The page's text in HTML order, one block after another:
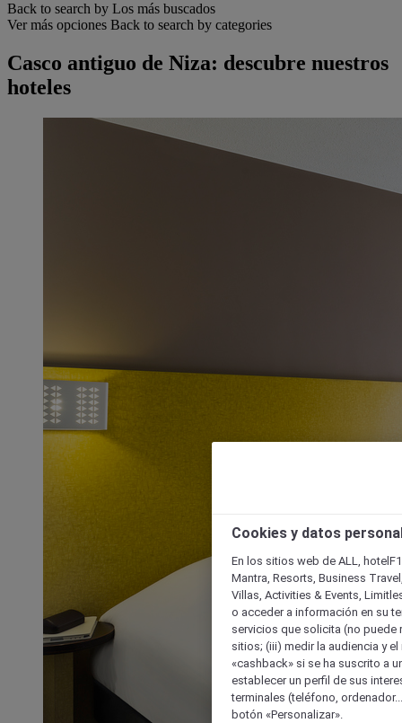
Back to search by Los más buscados
Ver más opciones Back to search by categories
Casco antiguo de Niza: descubre nuestros
hoteles
Cookies y datos
En los sitios web de ALL,
Mantra, Resorts, Business
Villas, Activities & Events,
o acceder a información en su
servicios que solicita (no puede
sitios; (iii) medir la audiencia y
«cashback» si se ha suscrito a
establecer un perfil de sus
terminales (teléfono,
botón «Personalizar».